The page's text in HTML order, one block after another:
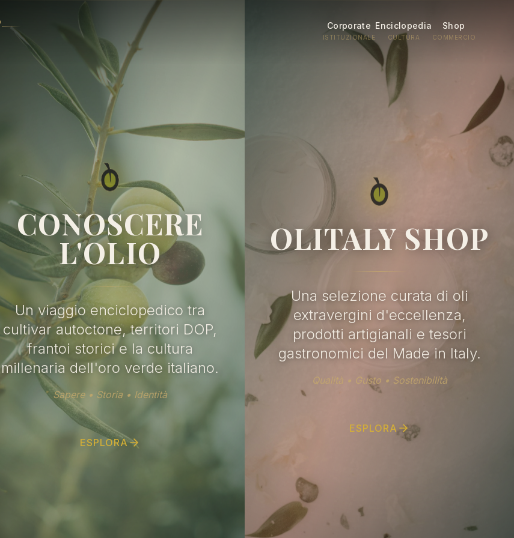
Corporate
ISTITUZIONALE
Enciclopedia
CULTURA
Shop
COMMERCIO
CONOSCERE
L'OLIO
Un viaggio enciclopedico tra
cultivar autoctone, territori DOP,
frantoi storici e la cultura
millenaria dell'oro verde italiano.
Sapere • Storia • Identità
ESPLORA
OLITALY SHOP
Una selezione curata di oli
extravergini d'eccellenza,
prodotti artigianali e tesori
gastronomici del Made in Italy.
Qualità • Gusto • Sostenibilità
ESPLORA